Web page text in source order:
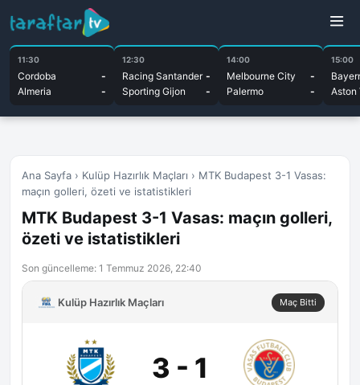
11:30
Cordoba
-
Almeria
-
12:30
Racing Santander -
Sporting Gijon
-
14:00
Melbourne City
-
Palermo
-
15:00
Aston
Ana Sayfa › Kulüp Hazırlık Maçları › MTK Budapest 3-1 Vasas:
maçın golleri, özeti ve istatistikleri
MTK Budapest 3-1 Vasas: maçın golleri,
özeti ve istatistikleri
Son güncelleme: 1 Temmuz 2026, 22:40
Kulüp Hazırlık Maçları Maç Bitti
3 - 1